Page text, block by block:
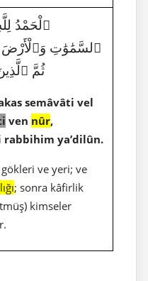
ٱلسَّمَٰوَٰتِ وَٱلْأَرْضَ
ثُمَّ
semâvâti vel
ven nûr,
ya’dilûn.
ve yeri; ve
; sonra kâfirlik
kimseler